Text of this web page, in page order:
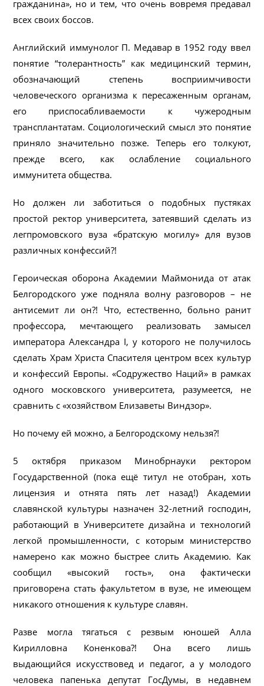
гражданина», но и тем, что очень вовремя предавал
всех своих боссов.
Английский иммунолог П. Медавар в 1952 году ввел
понятие “толерантность” как медицинский термин,
обозначающий степень восприимчивости
человеческого организма к пересаженным органам,
его приспосабливаемости к чужеродным
трансплантатам. Социологический смысл это понятие
приняло значительно позже. Теперь его толкуют,
прежде всего, как ослабление социального
иммунитета общества.
Но должен ли заботиться о подобных пустяках
простой ректор университета, затеявший сделать из
легпромовского вуза «братскую могилу» для вузов
различных конфессий?!
Героическая оборона Академии Маймонида от атак
Белгородского уже подняла волну разговоров – не
антисемит ли он?! Что, естественно, больно ранит
профессора, мечтающего реализовать замысел
императора Александра I, у которого не получилось
сделать Храм Христа Спасителя центром всех культур
и конфессий Европы. «Содружество Наций» в рамках
одного московского университета, разумеется, не
сравнить с «хозяйством Елизаветы Виндзор».
Но почему ей можно, а Белгородскому нельзя?!
5 октября приказом Минобрнауки ректором
Государственной (пока ещё титул не отобран, хоть
лицензия и отнята пять лет назад!) Академии
славянской культуры назначен 32-летний господин,
работающий в Университете дизайна и технологий
легкой промышленности, с которым министерство
намерено как можно быстрее слить Академию. Как
сообщил «высокий гость», она фактически
приговорена стать факультетом в вузе, не имеющем
никакого отношения к культуре славян.
Разве могла тягаться с резвым юношей Алла
Кирилловна Коненкова?! Она всего лишь
выдающийся искусствовед и педагог, а у молодого
человека папенька депутат ГосДумы, в недавнем